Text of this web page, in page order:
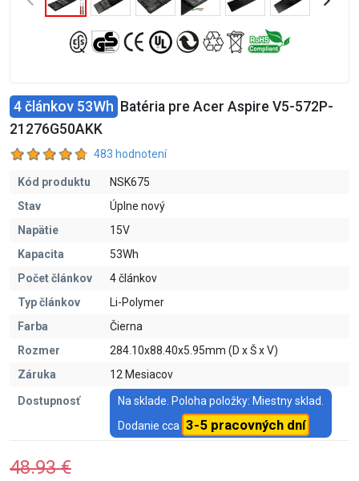
4 článkov 53Wh Batéria pre Acer Aspire V5-572P-
21276G50AKK
483 hodnotení
Kód produktu
NSK675
Stav
Úplne nový
Napätie
15V
Kapacita
53Wh
Počet článkov
4 článkov
Typ článkov
Li-Polymer
Farba
Čierna
Rozmer
284.10x88.40x5.95mm (D x Š x V)
Záruka
12 Mesiacov
Dostupnosť
Na sklade. Poloha položky: Miestny sklad.
Dodanie cca 3-5 pracovných dní
48.93 €